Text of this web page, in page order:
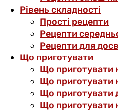
Рівень складності
Прості рецепти
Рецепти
Рецепти для
Що приготувати
Що приготувати
Що приготувати
Що приготувати
Що приготувати